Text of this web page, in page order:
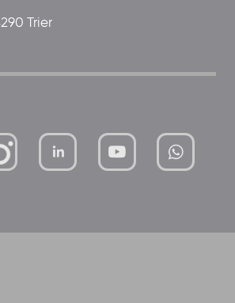
Trier
mutterhaus-xMBTtqOwC1KKBww